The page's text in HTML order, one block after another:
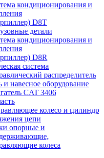
кондиционирования и
D8T
детали
кондиционирования и
D8R
система
распределитель
и навесное оборудование
CAT 3406
колесо и цилиндр
цепи
опорные и
колеса